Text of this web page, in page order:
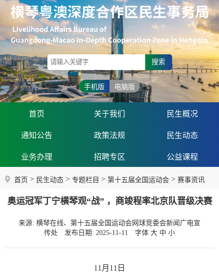
搜索
手机版 电脑版
首页 关于我们 民生概况
通知公告 政策法规 民生动态
业务办理 招聘专区 公益课程
首页 > 民生动态 > 专题栏目 > 第十五届全国运动会 > 赛事资讯
奥运冠军丁宁横琴观“战” ，商竣程率北京队晋级决赛
来源: 横琴在线、第十五届全国运动会网球竞委会新闻广电宣
传处
发布日期: 2025-11-11 字体 大 中 小
11月11日